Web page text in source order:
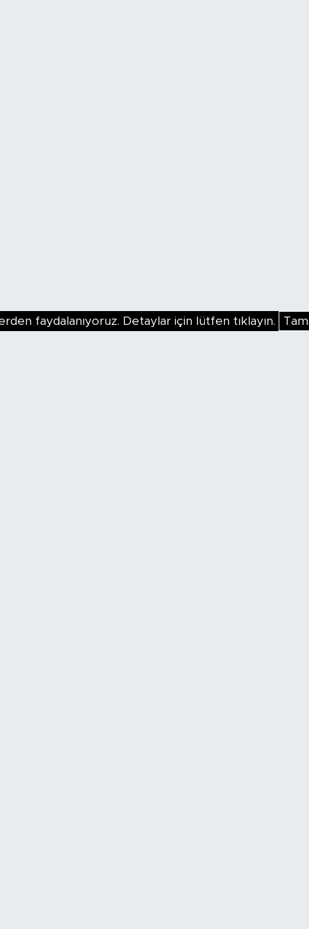
faydalanıyoruz. Detaylar için lütfen tıklayın.